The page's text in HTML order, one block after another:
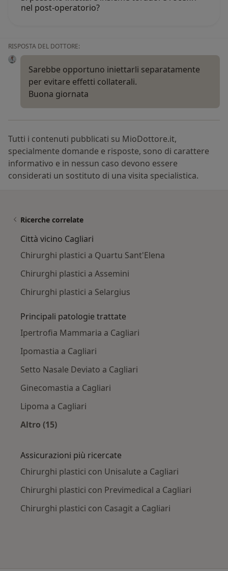
nel post-operatorio?
RISPOSTA DEL DOTTORE:
Sarebbe opportuno iniettarli separatamente
per evitare effetti collaterali.
Buona giornata
Tutti i contenuti pubblicati su MioDottore.it,
specialmente domande e risposte, sono di carattere
informativo e in nessun caso devono essere
considerati un sostituto di una visita specialistica.
Ricerche correlate
Città vicino Cagliari
Chirurghi plastici a Quartu Sant'Elena
Chirurghi plastici a Assemini
Chirurghi plastici a Selargius
Principali patologie trattate
Ipertrofia Mammaria a Cagliari
Ipomastia a Cagliari
Setto Nasale Deviato a Cagliari
Ginecomastia a Cagliari
Lipoma a Cagliari
Altro (15)
Assicurazioni più ricercate
Chirurghi plastici con Unisalute a Cagliari
Chirurghi plastici con Previmedical a Cagliari
Chirurghi plastici con Casagit a Cagliari